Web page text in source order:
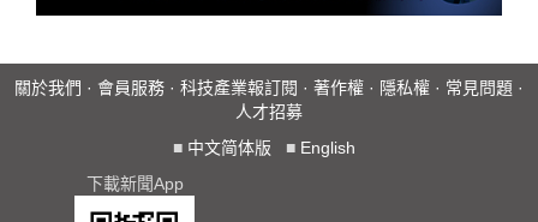
關於我們 · 會員服務 · 科技產業報訂閱 · 著作權 · 隱私權 · 常見問題 ·
人才招募
■ 中文简体版 ■ English
下載新聞App